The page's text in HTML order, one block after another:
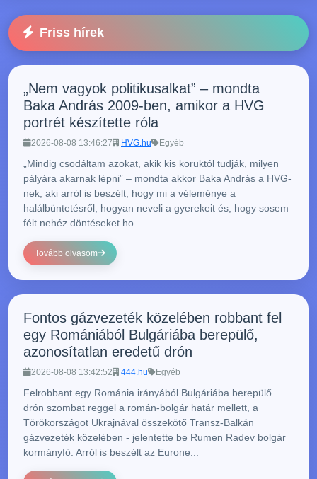
Friss hírek
„Nem vagyok politikusalkat” – mondta
Baka András 2009-ben, amikor a HVG
portrét készítette róla
2026-08-08 13:46:27 HVG.hu Egyéb
„Mindig csodáltam azokat, akik kis koruktól tudják, milyen
pályára akarnak lépni” – mondta akkor Baka András a HVG-
nek, aki arról is beszélt, hogy mi a véleménye a
halálbüntetésről, hogyan neveli a gyerekeit és, hogy sosem
félt nehéz döntéseket ho...
Tovább olvasom
Fontos gázvezeték közelében robbant fel
egy Romániából Bulgáriába berepülő,
azonosítatlan eredetű drón
2026-08-08 13:42:52 444.hu Egyéb
Felrobbant egy Románia irányából Bulgáriába berepülő
drón szombat reggel a román-bolgár határ mellett, a
Törökországot Ukrajnával összekötő Transz-Balkán
gázvezeték közelében - jelentette be Rumen Radev bolgár
kormányfő. Arról is beszélt az Eurone...